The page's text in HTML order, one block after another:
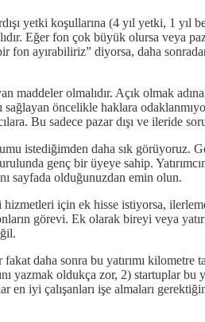
yetki koşullarına (4 yıl yetki, 1
Eğer fon çok büyük olursa veya
ayırabiliriz” diyorsa, daha
maddeler olmalıdır. Açık olmak
sağlayan öncelikle haklara
Bu sadece pazar dışı ve ileride
istediğimden daha sık görüyoruz.
genç bir üyeye sahip.
sayfada olduğunuzdan emin olun.
hizmetleri için ek hisse istiyorsa,
görevi. Ek olarak bireyi veya
daha sonra bu yatırımı kilometre
yazmak oldukça zor, 2) startuplar bu
iyi çalışanları işe almaları